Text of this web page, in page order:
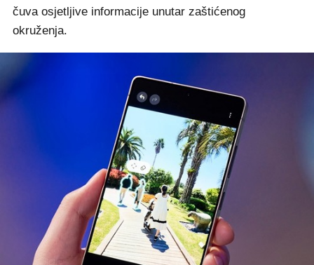
čuva osjetljive informacije unutar zaštićenog
okruženja.